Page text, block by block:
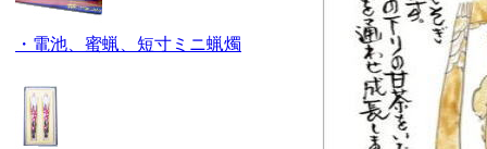
・電池、蜜蝋、短寸ミニ蝋燭